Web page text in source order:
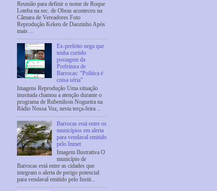
Reunião para definir o nome de Roque
Loteba na sec. de Obras aconteceu na
Câmara de Vereadores Foto
Reprodução Kekeu de Daozinho Após
mais ...
Ex-prefeito nega que
tenha curtido
postagem da
Prefeitura de
Barrocas: “Política é
coisa séria”
Imagens Reprodução Uma situação
inusitada chamou a atenção durante o
programa de Rubenilson Nogueira na
Rádio Nossa Voz, nesta terça-feira ...
Barrocas está entre os
municípios em alerta
para vendaval emitido
pelo Inmet
Imagem Ilustrativa O
município de
Barrocas está entre as cidades que
integram o alerta de perigo potencial
para vendaval emitido pelo Instit...